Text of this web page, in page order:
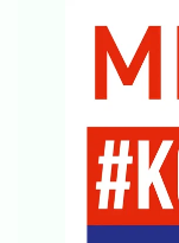
подняли
03 августа 2026
Шесть
03 августа 2026
Уроки
03 августа 2026